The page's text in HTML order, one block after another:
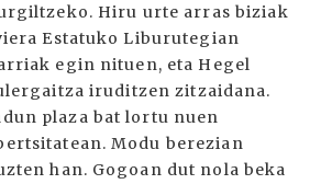
Hiru urte arras biziak
Estatuko Liburutegian
egin nituen, eta Hegel
iruditzen zitzaidana.
plaza bat lortu nuen
Modu berezian
han. Gogoan dut nola beka